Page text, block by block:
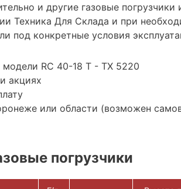
и другие газовые
Техника Для Склада и при
под конкретные условия
модели RC 40-18 T - TX 5220
акциях
или области (возможен
погрузчики